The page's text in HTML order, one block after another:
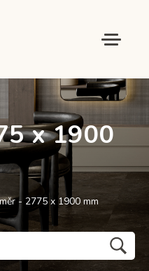
x 1900
- 2775 x 1900 mm